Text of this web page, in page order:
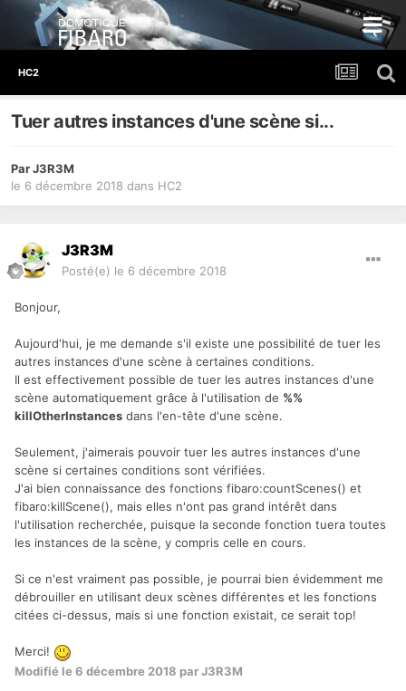
HC2
Tuer autres instances d'une scène si...
ParJ3R3M
le 6 décembre 2018 dans HC2
J3R3M
Posté(e) le 6 décembre 2018
Bonjour,
Aujourd'hui, je me demande s'il existe une possibilité de tuer les
autres instances d'une scène à certaines conditions.
Il est effectivement possible de tuer les autres instances d'une
scène automatiquement grâce à l'utilisation de %%
killOtherInstances dans l'en-tête d'une scène.
Seulement, j'aimerais pouvoir tuer les autres instances d'une
scène si certaines conditions sont vérifiées.
J'ai bien connaissance des fonctions fibaro:countScenes() et
fibaro:killScene(), mais elles n'ont pas grand intérêt dans
l'utilisation recherchée, puisque la seconde fonction tuera toutes
les instances de la scène, y compris celle en cours.
Si ce n'est vraiment pas possible, je pourrai bien évidemment me
débrouiller en utilisant deux scènes différentes et les fonctions
citées ci-dessus, mais si une fonction existait, ce serait top!
Merci!
Modifié le 6 décembre 2018 par J3R3M